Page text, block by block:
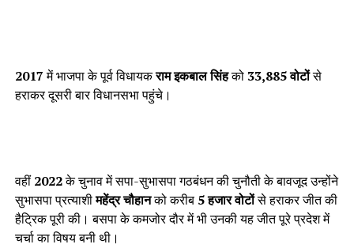
2017में भाजपा के पूर्व विधायकराम इकबाल सिंहको 33,885 वोटोंसे
हराकर दूसरी बार विधानसभा पहुंचे।
वहीं2022के चुनाव में सपा-सुभासपा गठबंधन की चुनौती के बावजूद उन्होंने
सुभासपा प्रत्याशीमहेंद्र चौहानको करीब 5 हजार वोटोंसे हराकर जीत की
हैट्रिक पूरी की। बसपा के कमजोर दौर में भी उनकी यह जीत पूरे प्रदेश में
चर्चा का विषय बनी थी।